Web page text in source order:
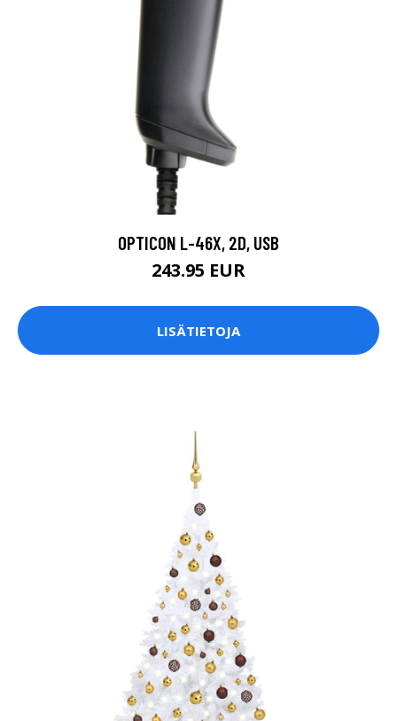
OPTICON L-46X, 2D, USB
243.95 EUR
LISÄTIETOJA